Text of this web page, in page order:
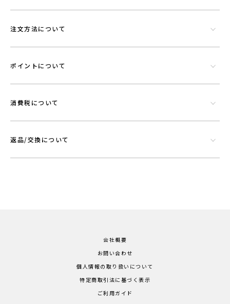
す。功績を微細に粉砕したものを染色工程で繊維にコーティングさせウ
注文方法について
ポイントについて
消費税について
返品/交換について
会社概要
お問い合わせ
個人情報の取り扱いについて
特定商取引法に基づく表示
ご利用ガイド